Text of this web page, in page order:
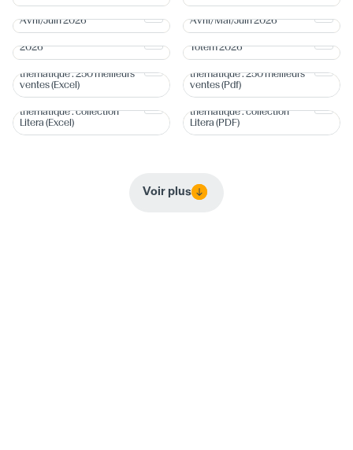
Bon de commande
Avril/Juin 2026
Programme de parutions
Avril/Mai/Juin 2026
Argumentaire - OP Totem
2026
Bon de commande - OP
Totem 2026
Bon de commande
thématique : 250 meilleurs
ventes (Excel)
Bon de commande
thématique : 250 meilleurs
ventes (Pdf)
Bon de commande
thématique : collection
Litera (Excel)
Bon de commande
thématique : collection
Litera (PDF)
Voir plus